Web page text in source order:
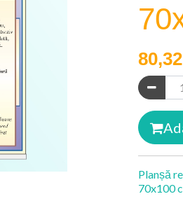
80,32
Planșă
70x100